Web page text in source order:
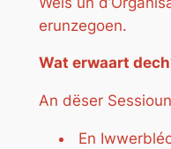
erunzegoen.
Wat erwaart
An dëser
En